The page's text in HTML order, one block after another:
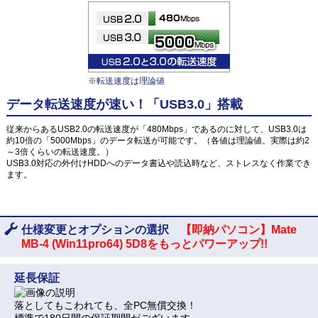
※転送速度は理論値
データ転送速度が速い！「USB3.0」搭載
従来からあるUSB2.0の転送速度が「480Mbps」であるのに対して、USB3.0は
約10倍の「5000Mbps」のデータ転送が可能です。（各値は理論値。実際は約2
～3倍くらいの転送速度。）
USB3.0対応の外付けHDDへのデータ書込や読込時など、ストレスなく作業でき
ます。
仕様変更とオプションの選択
【即納パソコン】Mate
MB-4 (Win11pro64) 5D8をもっとパワーアップ!!
延長保証
落としてもこわれても、全PC無償交換！